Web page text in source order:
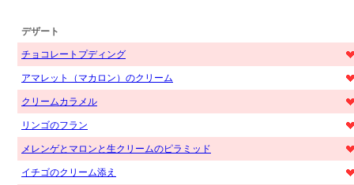
デザート
チョコレートプディング
アマレット（マカロン）のクリーム
クリームカラメル
リンゴのフラン
メレンゲとマロンと生クリームのピラミッド
イチゴのクリーム添え